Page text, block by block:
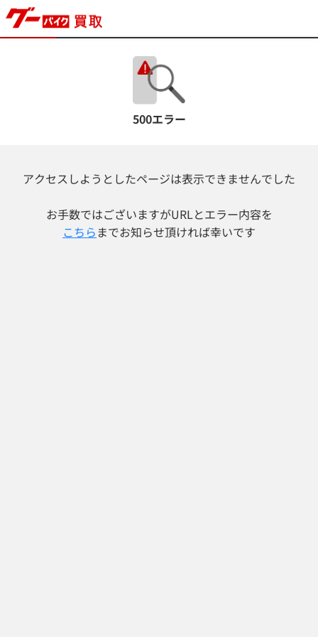
500エラー
アクセスしようとしたページは表示できませんでした
お手数ではございますがURLとエラー内容を
こちら までお知らせ頂ければ幸いです